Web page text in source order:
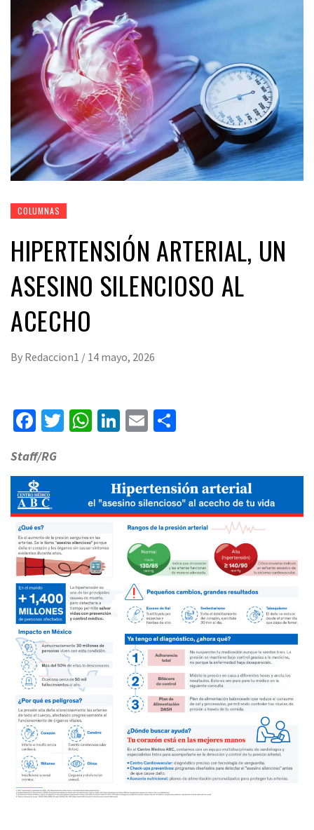
COLUMNAS
HIPERTENSIÓN ARTERIAL, UN
ASESINO SILENCIOSO AL
ACECHO
By Redaccion1 / 14 mayo, 2026
Facebook
Twitter
WhatsApp
LinkedIn
Email
Staff/RG